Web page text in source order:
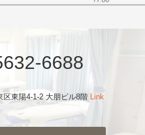
6688
区東陽4-1-2 大朋ビル8階 Link